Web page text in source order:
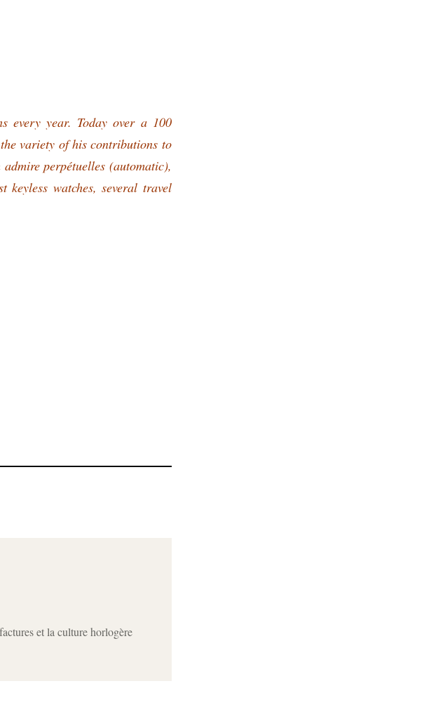
every year. Today over a 100
variety of his contributions to
perpétuelles (automatic),
watches, several travel
et la culture horlogère